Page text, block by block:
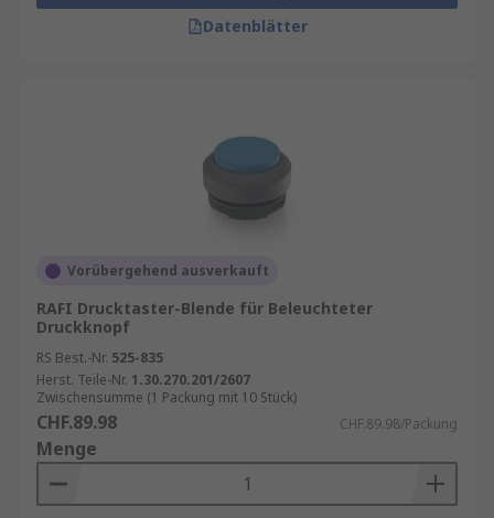
Datenblätter
Vorübergehend ausverkauft
RAFI Drucktaster-Blende für Beleuchteter
Druckknopf
RS Best.-Nr. 525-835
Herst. Teile-Nr. 1.30.270.201/2607
Zwischensumme (1 Packung mit 10 Stück)
CHF.89.98 CHF.89.98/Packung
Menge